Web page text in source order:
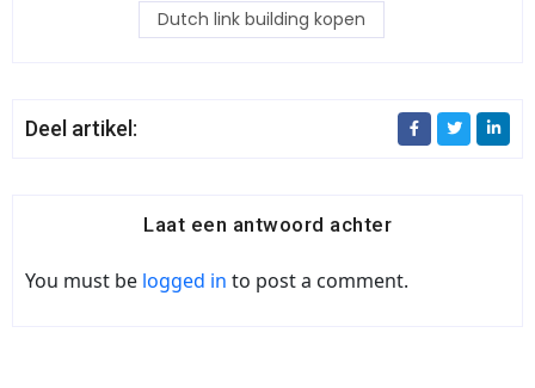
Dutch link building kopen
Deel artikel:
Laat een antwoord achter
You must be logged in to post a comment.